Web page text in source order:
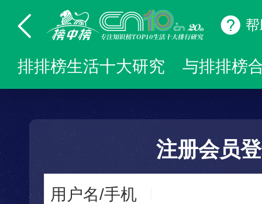
排排榜生活十大研究 与排排榜
注册会员
用户名/手机